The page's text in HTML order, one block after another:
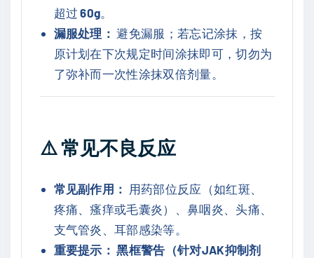
超过60g
漏服处理： 避免漏服；若忘记涂抹，按
原计划在下次规定时间涂抹即可，切勿为
了弥补而一次性涂抹双倍剂量。
⚠️常见不良反应
常见副作用： 用药部位反应（如红斑、
疼痛、瘙痒或毛囊炎）、鼻咽炎、头痛、
支气管炎、耳部感染等。
重要提示： 黑框警告（针对JAK抑制剂